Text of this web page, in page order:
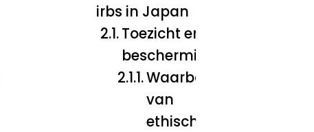
irbs in Japan
Toezicht en
bescherming
Waarborgen
van
ethische